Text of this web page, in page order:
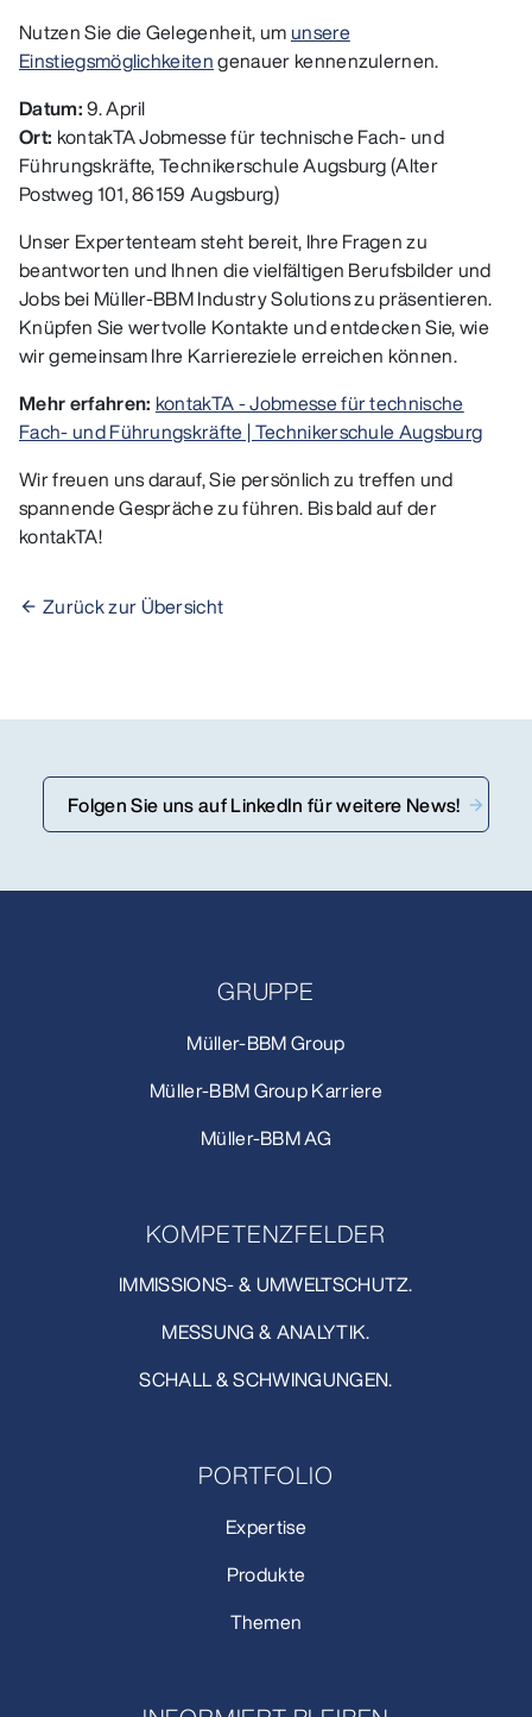
Nutzen Sie die Gelegenheit, um unsere
Einstiegsmöglichkeitengenauer kennenzulernen.
Datum:9. April
Ort: kontakTA Jobmesse für technische Fach- und
Führungskräfte, Technikerschule Augsburg (Alter
Postweg 101, 86159 Augsburg)
Unser Expertenteam steht bereit, Ihre Fragen zu
beantworten und Ihnen die vielfältigen Berufsbilder und
Jobs bei Müller-BBM Industry Solutions zu präsentieren.
Knüpfen Sie wertvolle Kontakte und entdecken Sie, wie
wir gemeinsam Ihre Karriereziele erreichen können.
Mehr erfahren: kontakTA - Jobmesse für technische
Fach- und Führungskräfte | Technikerschule Augsburg
Wir freuen uns darauf, Sie persönlich zu treffen und
spannende Gespräche zu führen. Bis bald auf der
kontakTA!
Zurück zur Übersicht
Folgen Sie uns auf LinkedIn für weitere News!
GRUPPE
Müller-BBM Group
Müller-BBM Group Karriere
Müller-BBM AG
KOMPETENZFELDER
IMMISSIONS- & UMWELTSCHUTZ.
MESSUNG & ANALYTIK.
SCHALL & SCHWINGUNGEN.
PORTFOLIO
Expertise
Produkte
Themen